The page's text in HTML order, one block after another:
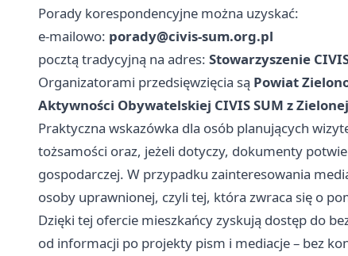
Porady korespondencyjne można uzyskać:
e-mailowo: porady@civis-sum.org.pl
pocztą tradycyjną na adres: Stowarzyszenie
Organizatorami przedsięwzięcia są Powiat
Aktywności Obywatelskiej CIVIS SUM z
Praktyczna wskazówka dla osób planujących
tożsamości oraz, jeżeli dotyczy, dokumenty
gospodarczej. W przypadku zainteresowania
osoby uprawnionej, czyli tej, która zwraca się o
Dzięki tej ofercie mieszkańcy zyskują dostęp do
od informacji po projekty pism i mediacje – bez